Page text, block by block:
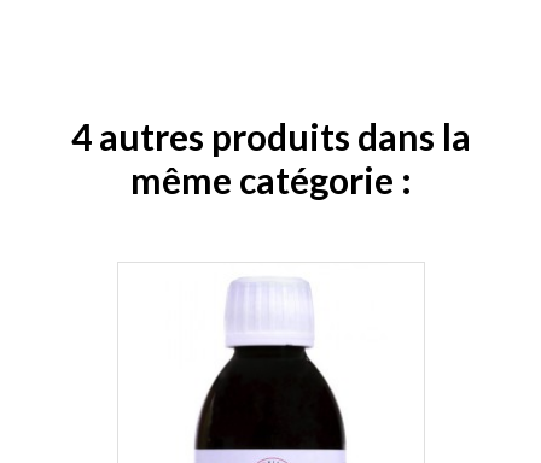
4 autres produits dans la
même catégorie :